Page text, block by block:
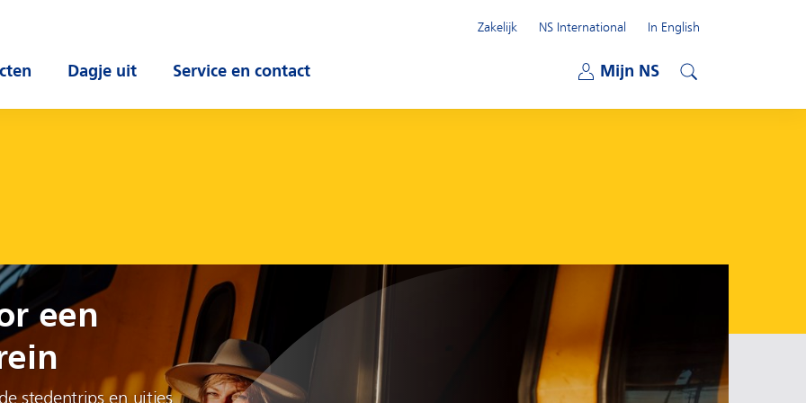
Dagje uit
Service en contact
Mijn NS
Zakelijk
NS International
In English
een
stedentrips en uitjes